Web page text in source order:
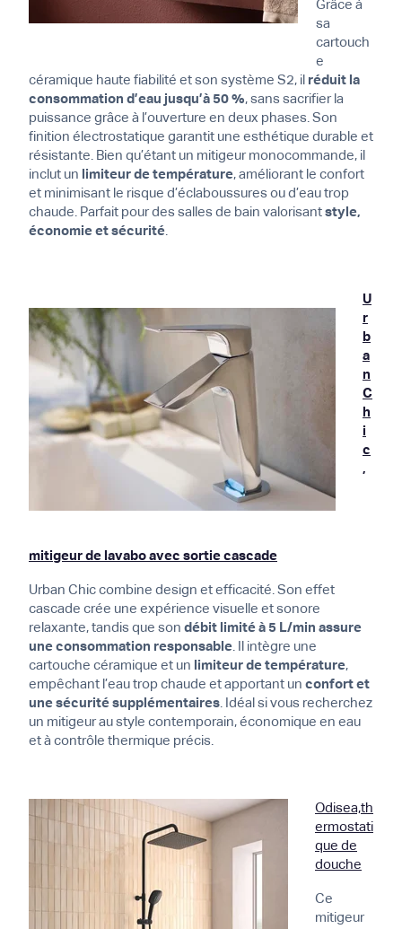
Grâce à
sa
cartouch
e
céramique haute fiabilité et son système S2, il réduit la
consommation d’eau jusqu’à 50 %, sans sacrifier la
puissance grâce à l’ouverture en deux phases. Son
finition électrostatique garantit une esthétique durable et
résistante. Bien qu’étant un mitigeur monocommande, il
inclut un limiteur de température, améliorant le confort
et minimisant le risque d’éclaboussures ou d’eau trop
chaude. Parfait pour des salles de bain valorisant style,
économie et sécurité.
U
r
b
a
n
C
h
i
c
,
mitigeur de lavabo avec sortie cascade
Urban Chic combine design et efficacité. Son effet
cascade crée une expérience visuelle et sonore
relaxante, tandis que son débit limité à 5 L/min assure
une consommation responsable . Il intègre une
cartouche céramique et un limiteur de température,
empêchant l’eau trop chaude et apportant un confort et
une sécurité supplémentaires . Idéal si vous recherchez
un mitigeur au style contemporain, économique en eau
et à contrôle thermique précis.
Odisea,th
ermostati
que de
douche
Ce
mitigeur